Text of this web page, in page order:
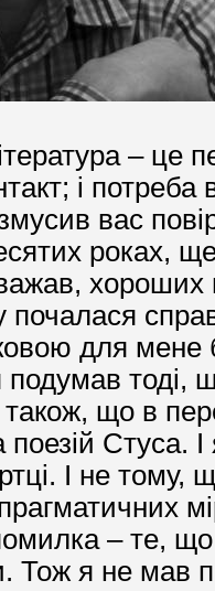
– це
і
вас
роках,
почалася
для мене
тоді,
що в
Стуса.
І не
– те, що
я не мав